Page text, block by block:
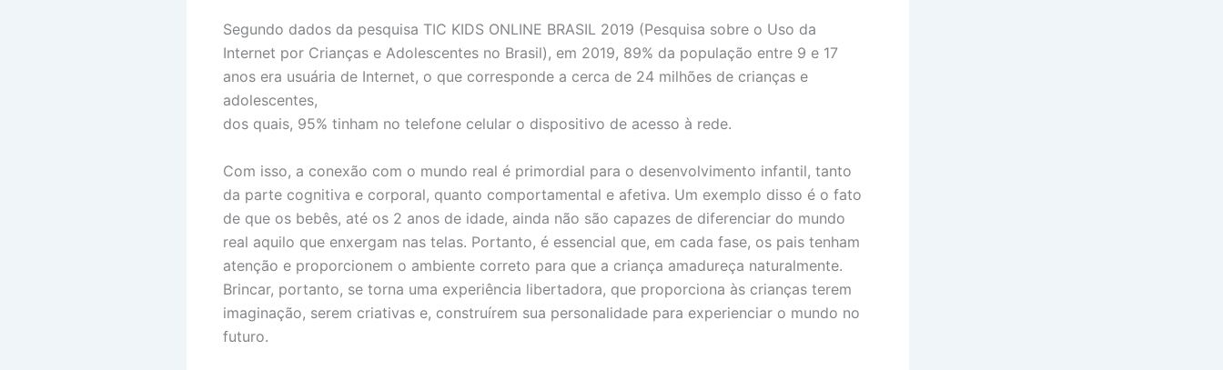
Segundo dados da pesquisa TIC KIDS ONLINE BRASIL 2019 (Pesquisa sobre o Uso da
Internet por Crianças e Adolescentes no Brasil), em 2019, 89% da população entre 9 e 17
anos era usuária de Internet, o que corresponde a cerca de 24 milhões de crianças e
adolescentes,
dos quais, 95% tinham no telefone celular o dispositivo de acesso à rede.
Com isso, a conexão com o mundo real é primordial para o desenvolvimento infantil, tanto
da parte cognitiva e corporal, quanto comportamental e afetiva. Um exemplo disso é o fato
de que os bebês, até os 2 anos de idade, ainda não são capazes de diferenciar do mundo
real aquilo que enxergam nas telas. Portanto, é essencial que, em cada fase, os pais tenham
atenção e proporcionem o ambiente correto para que a criança amadureça naturalmente.
Brincar, portanto, se torna uma experiência libertadora, que proporciona às crianças terem
imaginação, serem criativas e, construírem sua personalidade para experienciar o mundo no
futuro.